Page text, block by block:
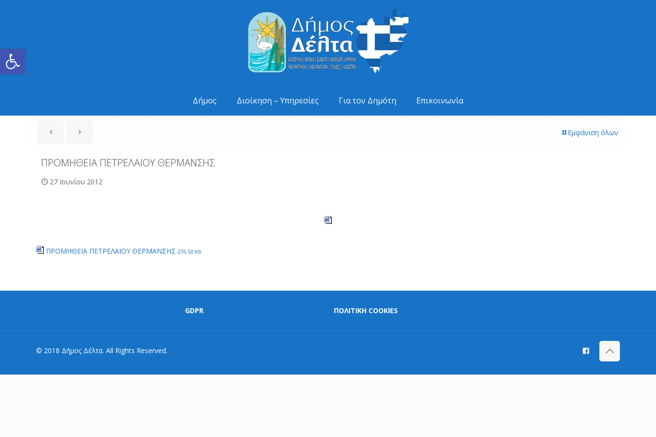
Ανοίξτε τη γραμμή εργαλείων
Δήμος Διοίκηση – Υπηρεσίες Για τον Δημότη Επικοινωνία
Εμφάνιση όλων
ΠΡΟΜΗΘΕΙΑ ΠΕΤΡΕΛΑΙΟΥ ΘΕΡΜΑΝΣΗΣ
27 Ιουνίου 2012
ΠΡΟΜΗΘΕΙΑ ΠΕΤΡΕΛΑΙΟΥ ΘΕΡΜΑΝΣΗΣ 276.50 Kb
GDPR ΠΟΛΙΤΙΚΗ COOKIES
© 2018 Δήμος Δέλτα. All Rights Reserved.